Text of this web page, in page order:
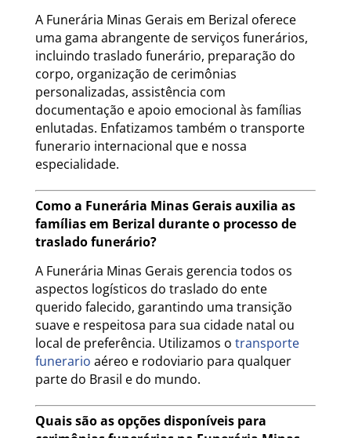
A Funerária Minas Gerais em Berizal oferece
uma gama abrangente de serviços funerários,
incluindo traslado funerário, preparação do
corpo, organização de cerimônias
personalizadas, assistência com
documentação e apoio emocional às famílias
enlutadas. Enfatizamos também o transporte
funerario internacional que e nossa
especialidade.
Como a Funerária Minas Gerais auxilia as
famílias em Berizal durante o processo de
traslado funerário?
A Funerária Minas Gerais gerencia todos os
aspectos logísticos do traslado do ente
querido falecido, garantindo uma transição
suave e respeitosa para sua cidade natal ou
local de preferência. Utilizamos o transporte
funerario aéreo e rodoviario para qualquer
parte do Brasil e do mundo.
Quais são as opções disponíveis para